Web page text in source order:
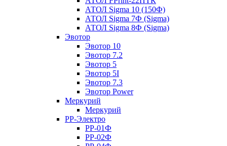
АТОЛ Sigma 10 (150Ф)
АТОЛ Sigma 7Ф (Sigma)
АТОЛ Sigma 8Ф (Sigma)
Эвотор
Эвотор 10
Эвотор 7.2
Эвотор 5
Эвотор 5I
Эвотор 7.3
Эвотор Power
Меркурий
Меркурий
РР-Электро
РР-01Ф
РР-02Ф